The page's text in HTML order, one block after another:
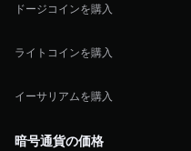
ドージコインを購入
ライトコインを購入
イーサリアムを購入
暗号通貨の価格